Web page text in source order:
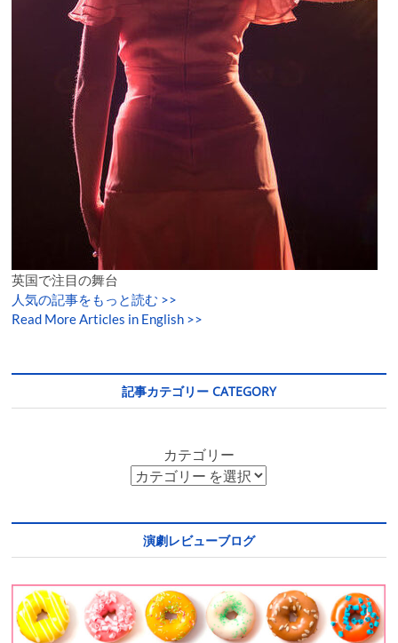
英国で注目の舞台
人気の記事をもっと読む >>
Read More Articles in English >>
記事カテゴリー CATEGORY
カテゴリー
演劇レビューブログ